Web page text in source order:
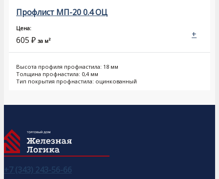
Профлист МП-20 0.4 ОЦ
Цена:
605 ₽ за м²
Высота профиля профнастила: 18 мм
Толщина профнастила: 0,4 мм
Тип покрытия профнастила: оцинкованный
+
+7 (343) 243-56-66